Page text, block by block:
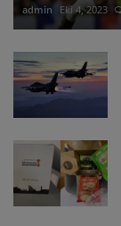
admin Eki 4, 2023